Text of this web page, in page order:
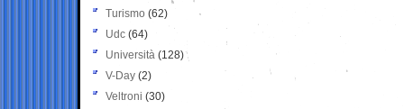
Turismo (62)
Udc (64)
Università (128)
V-Day (2)
Veltroni (30)